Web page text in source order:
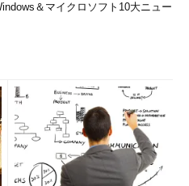
＆マイクロソフト10大ニュー